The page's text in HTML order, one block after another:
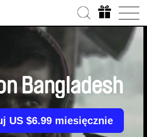
Bangladesh
US $6.99 miesięcznie